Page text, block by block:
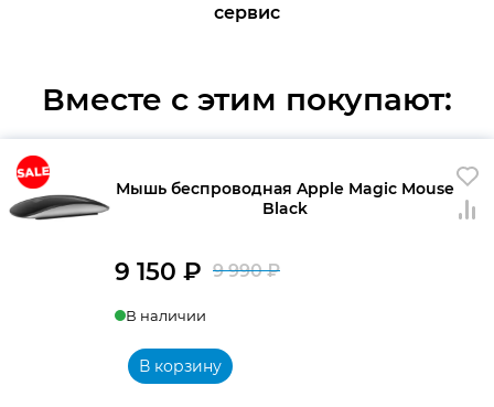
сервис
Вместе с этим покупают:
Мышь беспроводная Apple Magic Mouse
Black
9 990₽
9 150 ₽
В наличии
В корзину